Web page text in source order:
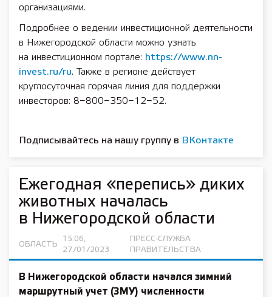
организациями.
Подробнее о ведении инвестиционной деятельности
в Нижегородской области можно узнать
на инвестиционном портале: https://www.nn-
invest.ru/ru. Также в регионе действует
круглосуточная горячая линия для поддержки
инвесторов: 8−800−350−12−52.
Подписывайтесь на нашу группу в ВКонтакте
Ежегодная «перепись» диких
животных началась
в Нижегородской области
ОБЛАСТЬ
15:06,
27/01/2023
ПРЕСС-СЛУЖБА
ПРАВИТЕЛЬСТВА
В Нижегородской области начался зимний
маршрутный учет (ЗМУ) численности